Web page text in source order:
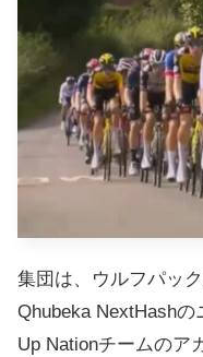
集団は、ウルフパッ
Qhubeka NextHash
Up Nationチームのア